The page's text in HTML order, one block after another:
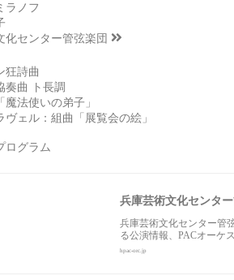
ラノフ
化センター管弦楽団
狂詩曲
奏曲 ト長調
法使いの弟子」
ェル：組曲「展覧会の絵」
ログラム
兵庫芸術文化センタ
兵庫芸術文化センター管
る公演情報、PACオーケ
hpac-orc.jp